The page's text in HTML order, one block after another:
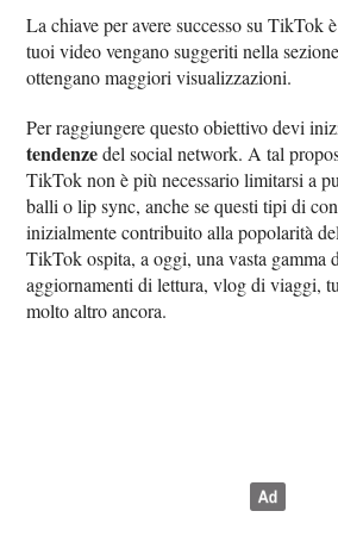
La chiave per avere successo su TikTok
tuoi video vengano suggeriti nella
ottengano maggiori visualizzazioni.
Per raggiungere questo obiettivo devi
tendenzedel social network. A tal
TikTok non è più necessario limitarsi a
balli o lip sync, anche se questi tipi di
inizialmente contribuito alla popolarità
TikTok ospita, a oggi, una vasta gamma
aggiornamenti di lettura, vlog di viaggi,
molto altro ancora.